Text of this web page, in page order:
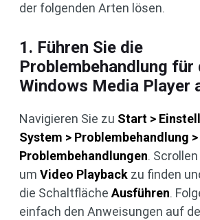
der folgenden Arten lösen.
1. Führen Sie die
Problembehandlung für
Windows Media Player
Navigieren Sie zu Start >
System > Problembehandlung
Problembehandlungen.
um Video Playback zu finden
die Schaltfläche Ausführen.
einfach den Anweisungen auf